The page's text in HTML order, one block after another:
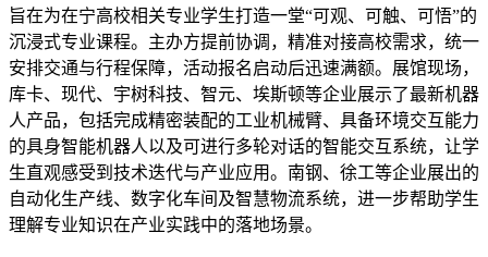
旨在为在宁高校相关专业学生打造一堂“可观、可触、可悟”的
沉浸式专业课程。主办方提前协调，精准对接高校需求，统一
安排交通与行程保障，活动报名启动后迅速满额。展馆现场，
库卡、现代、宇树科技、智元、埃斯顿等企业展示了最新机器
人产品，包括完成精密装配的工业机械臂、具备环境交互能力
的具身智能机器人以及可进行多轮对话的智能交互系统，让学
生直观感受到技术迭代与产业应用。南钢、徐工等企业展出的
自动化生产线、数字化车间及智慧物流系统，进一步帮助学生
理解专业知识在产业实践中的落地场景。